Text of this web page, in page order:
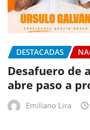
DESTACADAS
Desafuero de
abre paso a
Emiliano Lira